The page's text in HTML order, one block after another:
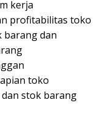
kerja
profitabilitas toko
barang dan
toko
stok barang